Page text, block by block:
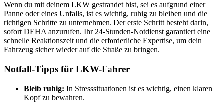
Wenn du mit deinem LKW gestrandet bist, sei es aufgrund einer
Panne oder eines Unfalls, ist es wichtig, ruhig zu bleiben und die
richtigen Schritte zu unternehmen. Der erste Schritt besteht darin,
sofort DEHA anzurufen. Ihr 24-Stunden-Notdienst garantiert eine
schnelle Reaktionszeit und die erforderliche Expertise, um dein
Fahrzeug sicher wieder auf die Straße zu bringen.
Notfall-Tipps für LKW-Fahrer
Bleib ruhig: In Stresssituationen ist es wichtig, einen klaren
Kopf zu bewahren.